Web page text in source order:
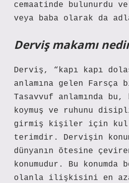
cemaatinde bulunurdu
veya baba olarak da
Derviş makamı
Derviş, “kapı kapı
anlamına gelen
Tasavvuf anlamında
koymuş ve ruhunu
girmiş kişiler için
terimdir. Dervişin
dünyanın ötesine
konumudur. Bu konumda
olanla ilişkisini en